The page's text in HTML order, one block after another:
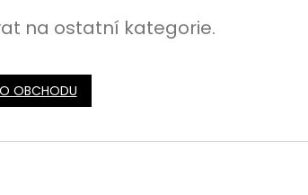
na ostatní kategorie.
OBCHODU